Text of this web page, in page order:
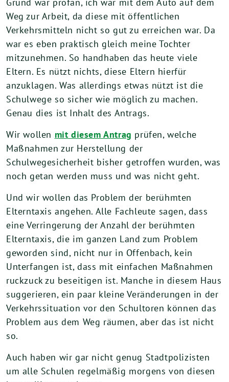
Weg zur Arbeit, da diese mit öffentlichen
Verkehrsmitteln nicht so gut zu erreichen war. Da
war es eben praktisch gleich meine Tochter
mitzunehmen. So handhaben das heute viele
Eltern. Es nützt nichts, diese Eltern hierfür
anzuklagen. Was allerdings etwas nützt ist die
Schulwege so sicher wie möglich zu machen.
Genau dies ist Inhalt des Antrags.
Wir wollen mit diesem Antrag prüfen, welche
Maßnahmen zur Herstellung der
Schulwegesicherheit bisher getroffen wurden, was
noch getan werden muss und was nicht geht.
Und wir wollen das Problem der berühmten
Elterntaxis angehen. Alle Fachleute sagen, dass
eine Verringerung der Anzahl der berühmten
Elterntaxis, die im ganzen Land zum Problem
geworden sind, nicht nur in Offenbach, kein
Unterfangen ist, dass mit einfachen Maßnahmen
ruckzuck zu beseitigen ist. Manche in diesem Haus
suggerieren, ein paar kleine Veränderungen in der
Verkehrssituation vor den Schultoren können das
Problem aus dem Weg räumen, aber das ist nicht
so.
Auch haben wir gar nicht genug Stadtpolizisten
um alle Schulen regelmäßig morgens von diesen